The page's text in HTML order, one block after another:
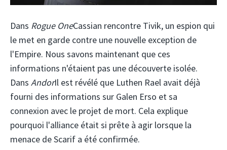
Dans Rogue OneCassian rencontre Tivik, un espion qui
le met en garde contre une nouvelle exception de
l'Empire. Nous savons maintenant que ces
informations n'étaient pas une découverte isolée.
Dans AndorIl est révélé que Luthen Rael avait déjà
fourni des informations sur Galen Erso et sa
connexion avec le projet de mort. Cela explique
pourquoi l'alliance était si prête à agir lorsque la
menace de Scarif a été confirmée.